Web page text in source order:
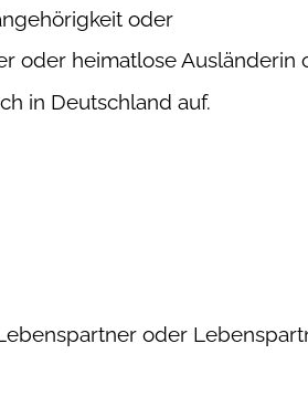
oder
oder heimatlose Ausländerin
in Deutschland auf.
oder